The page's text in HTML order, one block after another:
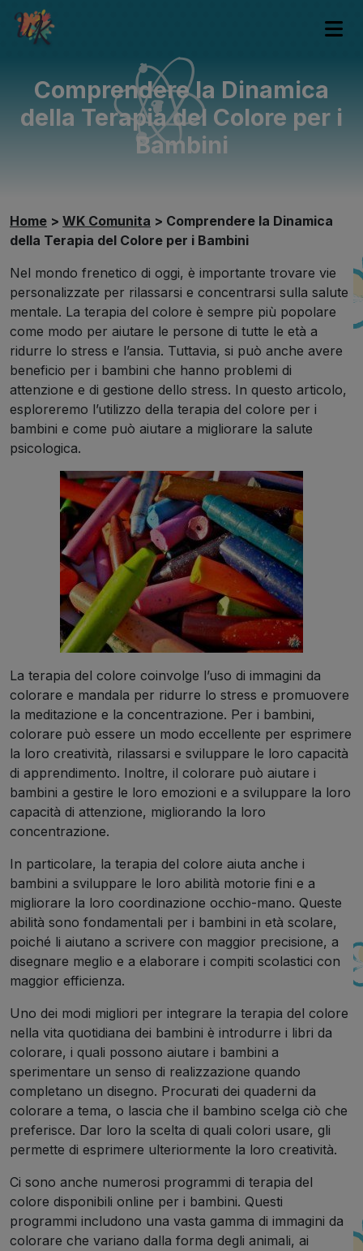
Comprendere la Dinamica
della Terapia del Colore per i
Bambini
Home > WK Comunita > Comprendere la Dinamica
della Terapia del Colore per i Bambini
Nel mondo frenetico di oggi, è importante trovare vie
personalizzate per rilassarsi e concentrarsi sulla salute
mentale. La terapia del colore è sempre più popolare
come modo per aiutare le persone di tutte le età a
ridurre lo stress e l’ansia. Tuttavia, si può anche avere
beneficio per i bambini che hanno problemi di
attenzione e di gestione dello stress. In questo articolo,
esploreremo l’utilizzo della terapia del colore per i
bambini e come può aiutare a migliorare la salute
psicologica.
La terapia del colore coinvolge l’uso di immagini da
colorare e mandala per ridurre lo stress e promuovere
la meditazione e la concentrazione. Per i bambini,
colorare può essere un modo eccellente per esprimere
la loro creatività, rilassarsi e sviluppare le loro capacità
di apprendimento. Inoltre, il colorare può aiutare i
bambini a gestire le loro emozioni e a sviluppare la loro
capacità di attenzione, migliorando la loro
concentrazione.
In particolare, la terapia del colore aiuta anche i
bambini a sviluppare le loro abilità motorie fini e a
migliorare la loro coordinazione occhio-mano. Queste
abilità sono fondamentali per i bambini in età scolare,
poiché li aiutano a scrivere con maggior precisione, a
disegnare meglio e a elaborare i compiti scolastici con
maggior efficienza.
Uno dei modi migliori per integrare la terapia del colore
nella vita quotidiana dei bambini è introdurre i libri da
colorare, i quali possono aiutare i bambini a
sperimentare un senso di realizzazione quando
completano un disegno. Procurati dei quaderni da
colorare a tema, o lascia che il bambino scelga ciò che
preferisce. Dar loro la scelta di quali colori usare, gli
permette di esprimere ulteriormente la loro creatività.
Ci sono anche numerosi programmi di terapia del
colore disponibili online per i bambini. Questi
programmi includono una vasta gamma di immagini da
colorare che variano dalla forma degli animali, ai